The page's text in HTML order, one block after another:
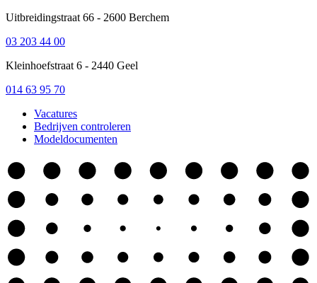
Uitbreidingstraat 66 - 2600 Berchem
03 203 44 00
Kleinhoefstraat 6 - 2440 Geel
014 63 95 70
Vacatures
Bedrijven controleren
Modeldocumenten